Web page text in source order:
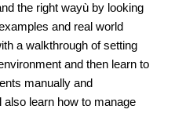
the right wayù by looking
and real world
a walkthrough of setting
and then learn to
manually and
also learn how to manage